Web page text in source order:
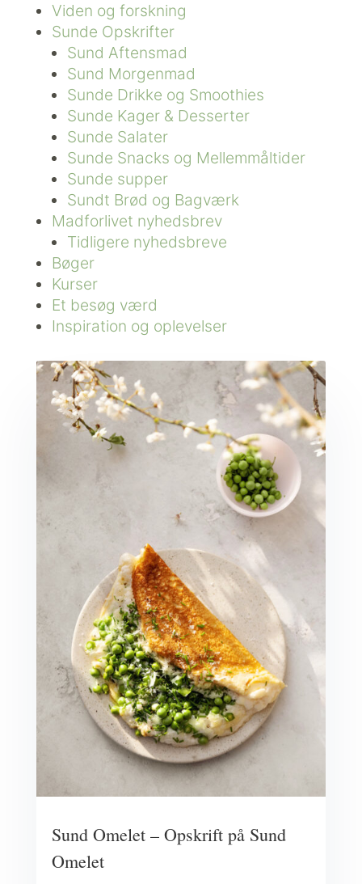
Viden og forskning
Sunde Opskrifter
Sund Aftensmad
Sund Morgenmad
Sunde Drikke og Smoothies
Sunde Kager & Desserter
Sunde Salater
Sunde Snacks og Mellemmåltider
Sunde supper
Sundt Brød og Bagværk
Madforlivet nyhedsbrev
Tidligere nyhedsbreve
Bøger
Kurser
Et besøg værd
Inspiration og oplevelser
Sund Omelet – Opskrift på Sund
Omelet